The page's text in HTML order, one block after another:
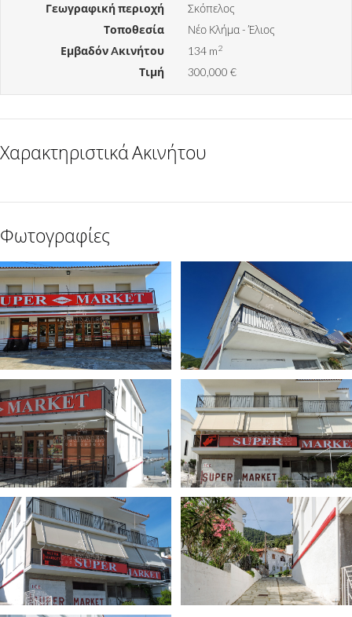
Γεωγραφική περιοχή
Σκόπελος
Τοποθεσία
Νέο Κλήμα - Έλιος
Εμβαδόν Aκινήτου
134 m2
Τιμή 300,000 €
Χαρακτηριστικά Ακινήτου
Φωτογραφίες